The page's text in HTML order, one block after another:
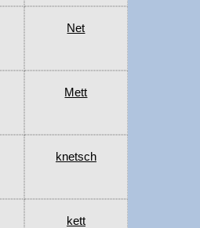
Net
Mett
knetsch
kett